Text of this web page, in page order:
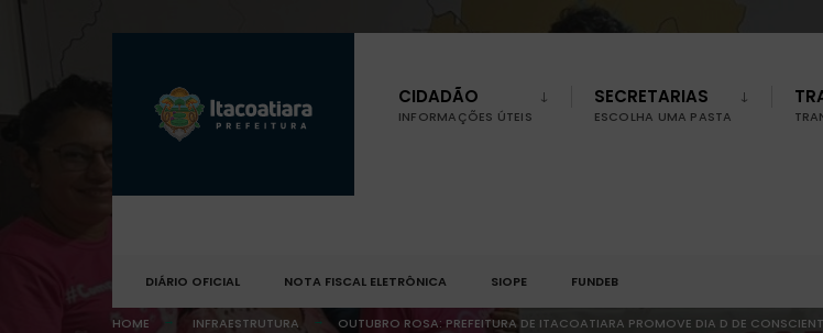
CIDADÃO
INFORMAÇÕES ÚTEIS
SECRETARIAS
ESCOLHA UMA PASTA
DIÁRIO OFICIAL NOTA FISCAL ELETRÔNICA SIOPE FUNDEB
HOME INFRAESTRUTURA OUTUBRO ROSA: PREFEITURA DE ITACOATIARA PROMOVE DIA D DE